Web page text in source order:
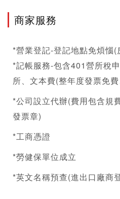
商家服務
*營業登記-登記地點免煩惱(
*記帳服務-包含401營所稅
所、文本費(整年度發票免
*公司設立代辦(費用包含規
發票章)
*工商憑證
*勞健保單位成立
*英文名稱預查(進出口廠商